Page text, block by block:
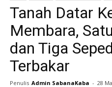
Tanah Datar
Membara,
dan Tiga
Terbakar
Penulis Admin SabanaKaba - 28